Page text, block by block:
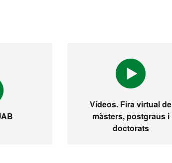
Vídeos. Fira virtual de
màsters, postgraus i
doctorats